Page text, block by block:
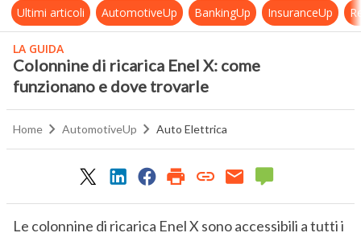
Ultimi articoli AutomotiveUp BankingUp InsuranceUp
LA GUIDA
Colonnine di ricarica Enel X: come
funzionano e dove trovarle
Home AutomotiveUp Auto Elettrica
Le colonnine di ricarica Enel X sono accessibili a tutti i